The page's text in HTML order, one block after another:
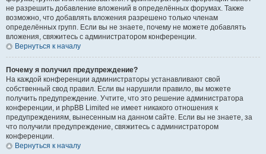
не разрешить добавление вложений в определённых форумах. Также
возможно, что добавлять вложения разрешено только членам
определённых групп. Если вы не знаете, почему не можете добавлять
вложения, свяжитесь с администратором конференции.
Вернуться к началу
Почему я получил предупреждение?
На каждой конференции администраторы устанавливают свой
собственный свод правил. Если вы нарушили правило, вы можете
получить предупреждение. Учтите, что это решение администратора
конференции, и phpBB Limited не имеет никакого отношения к
предупреждениям, вынесенным на данном сайте. Если вы не знаете, за
что получили предупреждение, свяжитесь с администратором
конференции.
Вернуться к началу